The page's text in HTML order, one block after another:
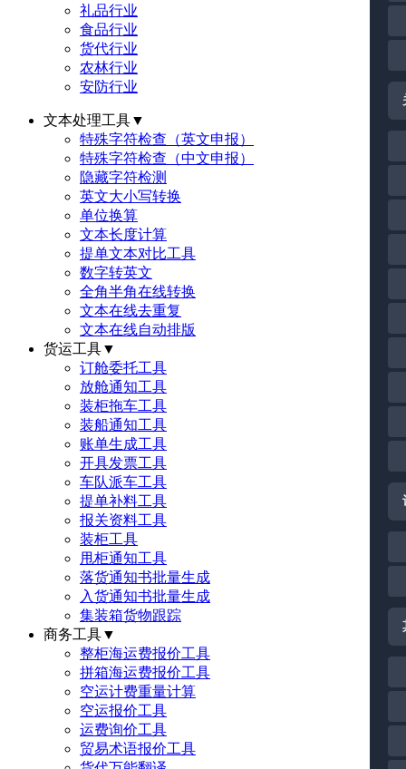
礼品行业
食品行业
货代行业
农林行业
安防行业
文本处理工具▼
特殊字符检查（英文申报）
特殊字符检查（中文申报）
隐藏字符检测
英文大小写转换
单位换算
文本长度计算
提单文本对比工具
数字转英文
全角半角在线转换
文本在线去重复
文本在线自动排版
货运工具▼
订舱委托工具
放舱通知工具
装柜拖车工具
装船通知工具
账单生成工具
开具发票工具
车队派车工具
提单补料工具
报关资料工具
装柜工具
甩柜通知工具
落货通知书批量生成
入货通知书批量生成
集装箱货物跟踪
商务工具▼
整柜海运费报价工具
拼箱海运费报价工具
空运计费重量计算
空运报价工具
运费询价工具
贸易术语报价工具